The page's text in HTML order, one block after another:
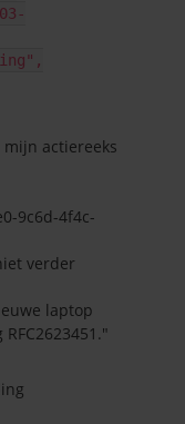
actiereeks
9c6d-4f4c-
verder
laptop